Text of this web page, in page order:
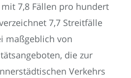
7,8 Fällen pro hundert
7,7 Streitfälle
maßgeblich von
die zur
Verkehrs